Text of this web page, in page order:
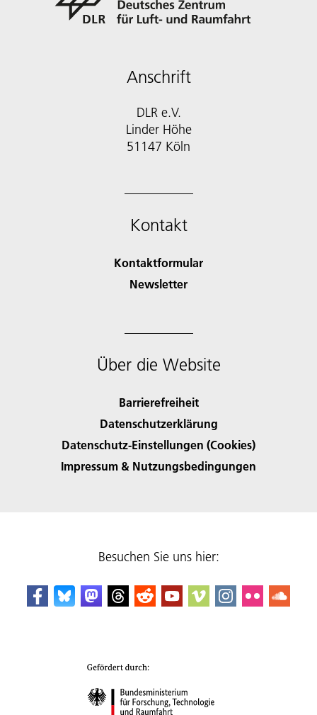
Anschrift
DLR e.V.
Linder Höhe
51147 Köln
Kontakt
Kontaktformular
Newsletter
Über die Website
Barrierefreiheit
Datenschutzerklärung
Datenschutz-Einstellungen (Cookies)
Impressum & Nutzungsbedingungen
Besuchen Sie uns hier: